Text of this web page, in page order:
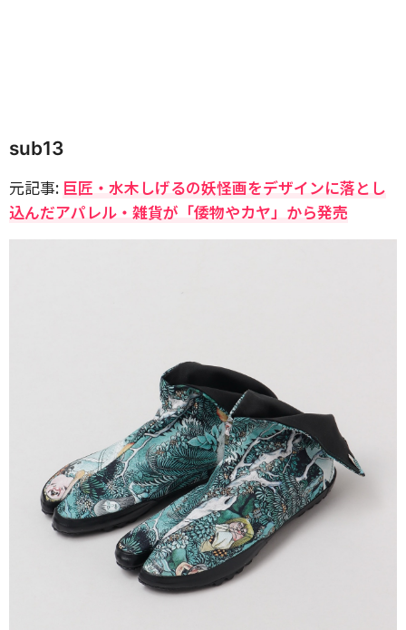
sub13
元記事: 巨匠・水木しげるの妖怪画をデザインに落とし
込んだアパレル・雑貨が「倭物やカヤ」から発売